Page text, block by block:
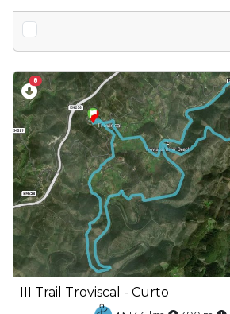
8
III Trail Troviscal - Curto